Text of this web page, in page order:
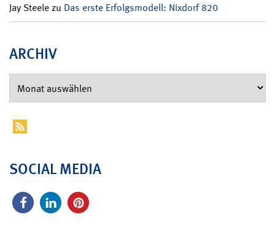
Jay Steelezu Das erste Erfolgsmodell: Nixdorf 820
ARCHIV
SOCIAL MEDIA